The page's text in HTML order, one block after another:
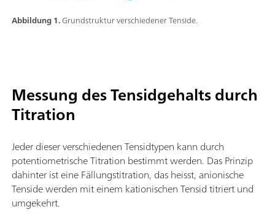
Abbildung 1.Grundstruktur verschiedener Tenside.
Messung des Tensidgehalts durch
Titration
Jeder dieser verschiedenen Tensidtypen kann durch
potentiometrische Titration bestimmt werden. Das Prinzip
dahinter ist eine Fällungstitration, das heisst, anionische
Tenside werden mit einem kationischen Tensid titriert und
umgekehrt.